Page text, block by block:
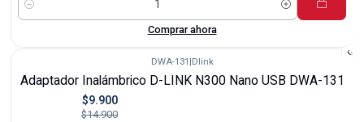
Cantidad
Comprar ahora
DWA-131 |Dlink
Adaptador Inalámbrico D-LINK N300 Nano USB DWA-131
$9.900
$14.900